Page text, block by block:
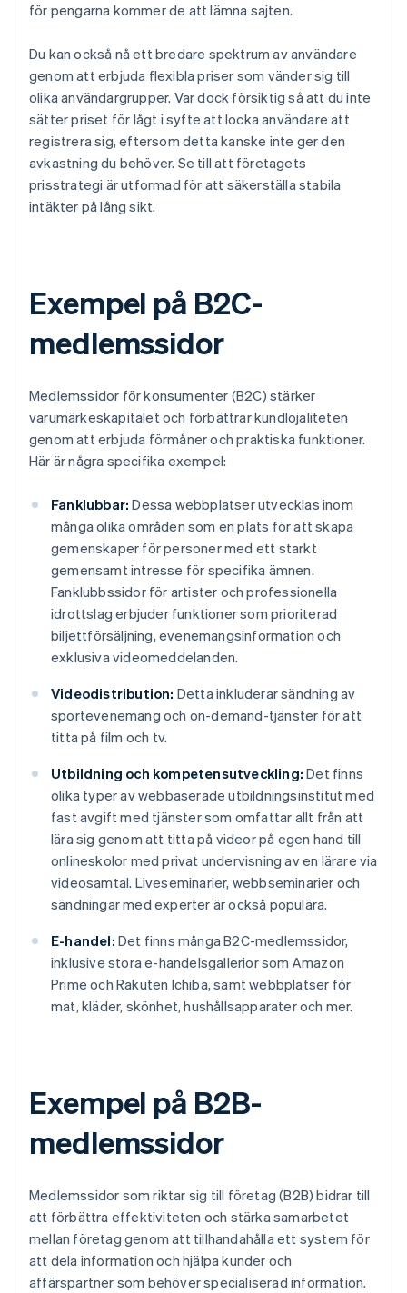
för pengarna kommer de att lämna sajten.
Du kan också nå ett bredare spektrum av användare
genom att erbjuda flexibla priser som vänder sig till
olika användargrupper. Var dock försiktig så att du inte
sätter priset för lågt i syfte att locka användare att
registrera sig, eftersom detta kanske inte ger den
avkastning du behöver. Se till att företagets
prisstrategi är utformad för att säkerställa stabila
intäkter på lång sikt.
Exempel på B2C-
medlemssidor
Medlemssidor för konsumenter (B2C) stärker
varumärkeskapitalet och förbättrar kundlojaliteten
genom att erbjuda förmåner och praktiska funktioner.
Här är några specifika exempel:
Fanklubbar: Dessa webbplatser utvecklas inom
många olika områden som en plats för att skapa
gemenskaper för personer med ett starkt
gemensamt intresse för specifika ämnen.
Fanklubbssidor för artister och professionella
idrottslag erbjuder funktioner som prioriterad
biljettförsäljning, evenemangsinformation och
exklusiva videomeddelanden.
Videodistribution: Detta inkluderar sändning av
sportevenemang och on-demand-tjänster för att
titta på film och tv.
Utbildning och kompetensutveckling: Det finns
olika typer av webbaserade utbildningsinstitut med
fast avgift med tjänster som omfattar allt från att
lära sig genom att titta på videor på egen hand till
onlineskolor med privat undervisning av en lärare via
videosamtal. Liveseminarier, webbseminarier och
sändningar med experter är också populära.
E-handel: Det finns många B2C-medlemssidor,
inklusive stora e-handelsgallerior som Amazon
Prime och Rakuten Ichiba, samt webbplatser för
mat, kläder, skönhet, hushållsapparater och mer.
Exempel på B2B-
medlemssidor
Medlemssidor som riktar sig till företag (B2B) bidrar till
att förbättra effektiviteten och stärka samarbetet
mellan företag genom att tillhandahålla ett system för
att dela information och hjälpa kunder och
affärspartner som behöver specialiserad information.